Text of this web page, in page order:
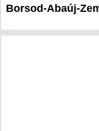
Borsod-Abaúj-